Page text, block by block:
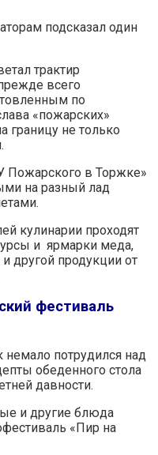
подсказал один
трактир
всего
по
«пожарских»
границу не только
Пожарского в Торжке»
на разный лад
кулинарии проходят
и ярмарки меда,
другой продукции от
фестиваль
потрудился над
обеденного стола
давности.
и другие блюда
«Пир на